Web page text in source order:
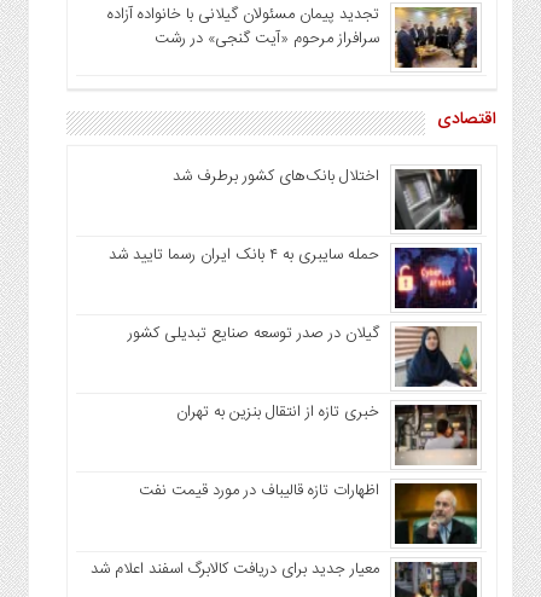
تجدید پیمان مسئولان گیلانی با خانواده‌ آزاده
سرافراز مرحوم «آیت گنجی» در رشت
اقتصادی
اختلال بانک‌های کشور برطرف شد
حمله سایبری به ۴ بانک ایران رسما تایید شد
گیلان در صدر توسعه صنایع تبدیلی کشور
خبری تازه از انتقال بنزین به تهران
اظهارات تازه قالیباف در مورد قیمت نفت
معیار جدید برای دریافت کالابرگ اسفند اعلام شد